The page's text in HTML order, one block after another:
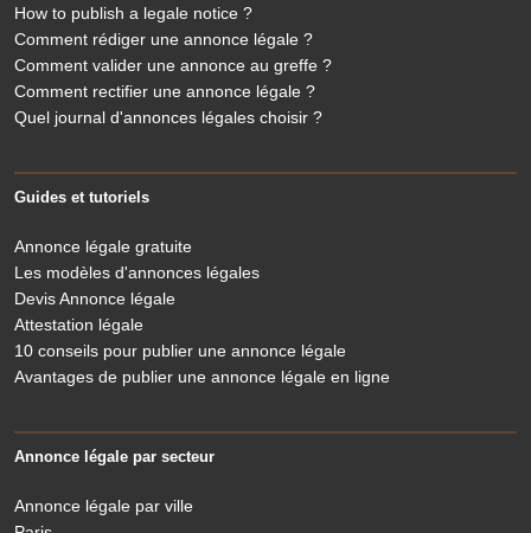
How to publish a legale notice ?
Comment rédiger une annonce légale ?
Comment valider une annonce au greffe ?
Comment rectifier une annonce légale ?
Quel journal d'annonces légales choisir ?
Guides et tutoriels
Annonce légale gratuite
Les modèles d'annonces légales
Devis Annonce légale
Attestation légale
10 conseils pour publier une annonce légale
Avantages de publier une annonce légale en ligne
Annonce légale par secteur
Annonce légale par ville